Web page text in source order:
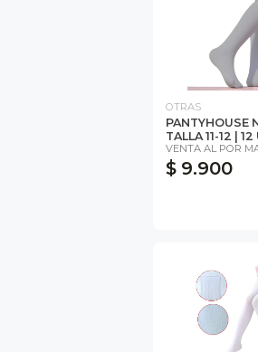
OTRAS
PANTYHOUSE
TALLA 11-12 |
VENTA AL POR
$ 9.900